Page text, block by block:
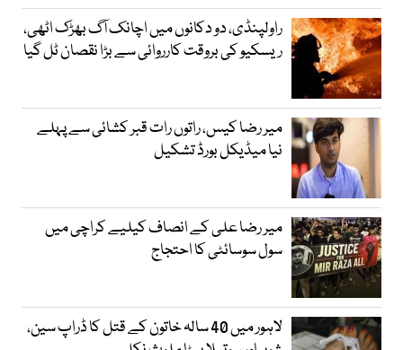
راولپنڈی، دو دکانوں میں اچانک آگ بھڑک اٹھی،
ریسکیو کی بروقت کارروائی سے بڑا نقصان ٹل گیا
میر رضا کیس، راتوں رات قبر کشائی سے پہلے
نیا میڈیکل بورڈ تشکیل
میر رضا علی کے انصاف کیلیے کراچی میں
سول سوسائٹی کا احتجاج
لاہور میں 40 سالہ خاتون کے قتل کا ڈراپ سین،